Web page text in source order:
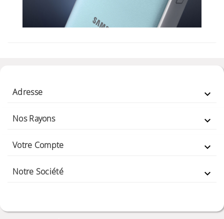
Adresse 
Nos Rayons 
Votre Compte 
Notre Société 